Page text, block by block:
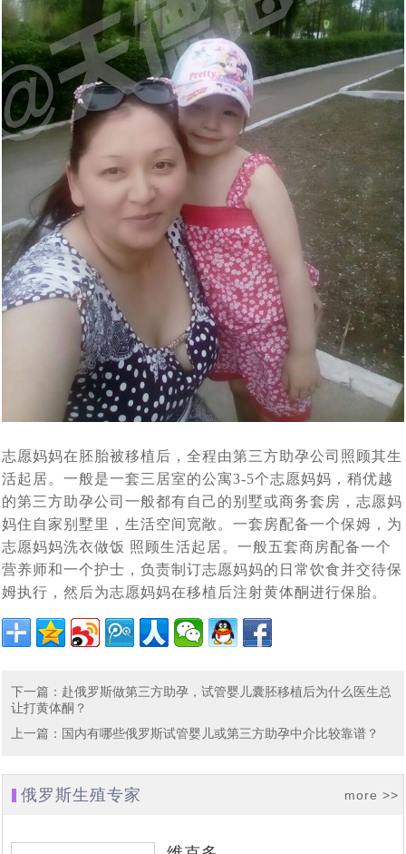
罗斯第三代试管婴儿如何阻断基因遗传 [2023-02-11]
赴俄罗斯试管婴儿，您最“怕”什么_常见顾虑全解
[2023-02-01]
“一女子怀孕12个月未分娩”原因何在_俄罗斯试管婴儿专家
专业解答 [2023-01-13]
46岁女会计师赴俄罗斯试管婴儿求子自怀成功，她本想来
莫斯科找代妈给自己生孩子，最终却自己给自己当上了“代
妈” [2022-11-23]
“试管婴儿”真的很容易超重吗，俄罗斯遗传学家在实验室
中得到证实 [2022-11-14]
四位DY代怀孕妈妈的惊人故事，是不是吓你一跳！
[2022-11-07]
因为对出国就医的前途未知与畏惧，选择国内地下DY，真
的又省钱又省事吗？ [2022-09-30]
简单实用的俄罗斯dy全攻略_风险规避指南 [2022-08-
做俄罗斯DY代怀孕妈有什么约束与处罚吗_律师解读
[2022-08-17]
国家杜马一读是否禁止有关向外国公民和无国籍人士在俄
罗斯提供代孕服务的法案——结论再议 [2022-08-12]
俄罗斯DY费用这么高，代妈又能得到多呢，三个俄罗斯
DY妈妈代怀孕的故事（三） [2022-08-11]
三个俄罗斯DY妈妈代怀孕的故事，俄罗斯女人为什么要给
别人生孩子（二） [2022-08-10]
不是自己的孩子，俄罗斯女人为什么要给别人生孩子 （三
个代怀孕DY妈妈的故事） [2022-08-09]
7月25日，今天是世界试管儿童日：试管婴儿与自然受孕
孩子没有什么区别 [2022-07-25]
战火下的乌克兰代怀孕妈妈，不是在医院防空洞里，就是
在逃亡的路上 [2022-04-27]
3岁患视网膜母细胞瘤女童离世事件引关注，俄罗斯第三
孕法案未被杜马接受 [2021-12-31]
唐氏综合征的终结者——俄罗斯第三代试管婴儿技术，生
个健康宝宝有保障 [2021-12-22]
印度70岁老人通过试管婴儿生下一儿子，成为世界上最高
龄的新手妈妈之一 [2021-10-25]
语言不通，自助泰国试管婴儿求子历程心得：这5个方面
自助就医做不到。 [2021-10-11]
70后、80后助孕之路，赴俄罗斯试管婴儿助孕不是唯一途
径，但比较靠谱_俄罗斯K+31生殖专家介绍 [2021-09-22]
首例“遗留冻胚”吃官司，4老人夺回遗留胚胎“产子”，可选
择俄罗斯合法第三方助孕 [2021-09-14]
差异分析：中、泰、美、香港、俄罗斯试管婴儿有什么不
同 [2021-09-06]
赴俄28天费用16万，俄罗斯试管婴儿让单身人士老有所依
孩子上户口？
俄罗斯是如何看待女性生三胎的，与中国三胎福利有什么
不同 [2021-07-22]
2021年俄罗斯DY求子成功，现在就去莫斯科接我试管婴
些 [2021-07-12]
单身求子做俄罗斯试管婴儿最佳方式是什么：自费还是免
俄罗斯试管婴儿代怀孕妈妈价格多少，代妈助孕只是为经
志愿妈妈在胚胎被移植后，全程由第三方助孕公司照顾其生
活起居。一般是一套三居室的公寓3-5个志愿妈妈，稍优越
的第三方助孕公司一般都有自己的别墅或商务套房，志愿妈
妈住自家别墅里，生活空间宽敞。一套房配备一个保姆，为
志愿妈妈洗衣做饭 照顾生活起居。一般五套商房配备一个
营养师和一个护士，负责制订志愿妈妈的日常饮食并交待保
姆执行，然后为志愿妈妈在移植后注射黄体酮进行保胎。
下一篇 ： 赴俄罗斯做第三方助孕，试管婴儿囊胚移植后为什么医生总
让打黄体酮？
上一篇 ： 国内有哪些俄罗斯试管婴儿或第三方助孕中介比较靠谱？
俄罗斯生殖专家 more >>